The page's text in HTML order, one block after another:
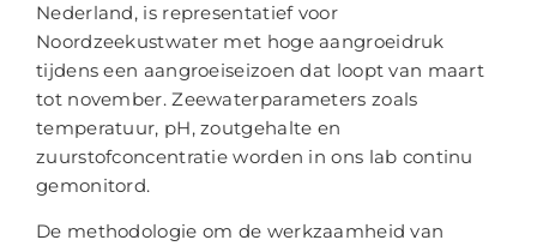
Nederland, is representatief voor
Noordzeekustwater met hoge aangroeidruk
tijdens een aangroeiseizoen dat loopt van maart
tot november. Zeewaterparameters zoals
temperatuur, pH, zoutgehalte en
zuurstofconcentratie worden in ons lab continu
gemonitord.
De methodologie om de werkzaamheid van